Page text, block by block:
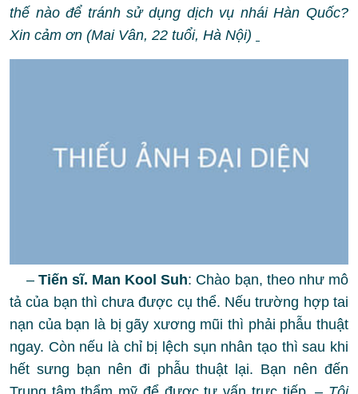
thế nào để tránh sử dụng dịch vụ nhái Hàn Quốc?
Xin cảm ơn (Mai Vân, 22 tuổi, Hà Nội)
– Tiến sĩ. Man Kool Suh: Chào bạn, theo như mô
tả của bạn thì chưa được cụ thể. Nếu trường hợp tai
nạn của bạn là bị gãy xương mũi thì phải phẫu thuật
ngay. Còn nếu là chỉ bị lệch sụn nhân tạo thì sau khi
hết sưng bạn nên đi phẫu thuật lại. Bạn nên đến